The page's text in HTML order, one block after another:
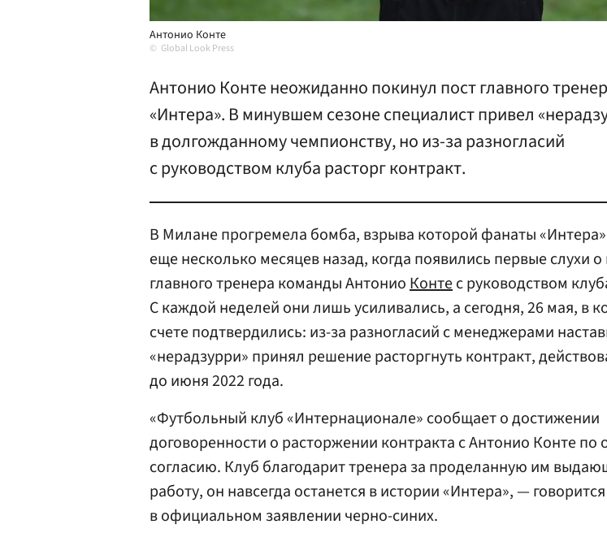
Антонио Конте
Global Look Press
Антонио Конте неожиданно покинул пост главного
«Интера». В минувшем сезоне специалист привел
в долгожданному чемпионству, но из-за разногласий
с руководством клуба расторг контракт.
В Милане прогремела бомба, взрыва которой фанаты
еще несколько месяцев назад, когда появились первые слухи
главного тренера команды АнтониоКонтес руководством
С каждой неделей они лишь усиливались, а сегодня, 26 мая, в
счете подтвердились: из-за разногласий с менеджерами
«нерадзурри» принял решение расторгнуть контракт,
до июня 2022 года.
«Футбольный клуб «Интернационале» сообщает о достижении
договоренности о расторжении контракта с Антонио Конте
согласию. Клуб благодарит тренера за проделанную им
работу, он навсегда останется в истории «Интера», — говорится
в официальном заявлении черно-синих.